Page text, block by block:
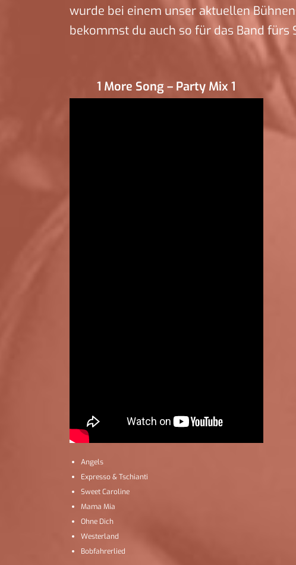
wurde bei einem unser aktuellen
bekommst du auch so für das Band fürs
1 More Song – Party Mix 1
Angels
Expresso & Tschianti
Sweet Caroline
Mama Mia
Ohne Dich
Westerland
Bobfahrerlied